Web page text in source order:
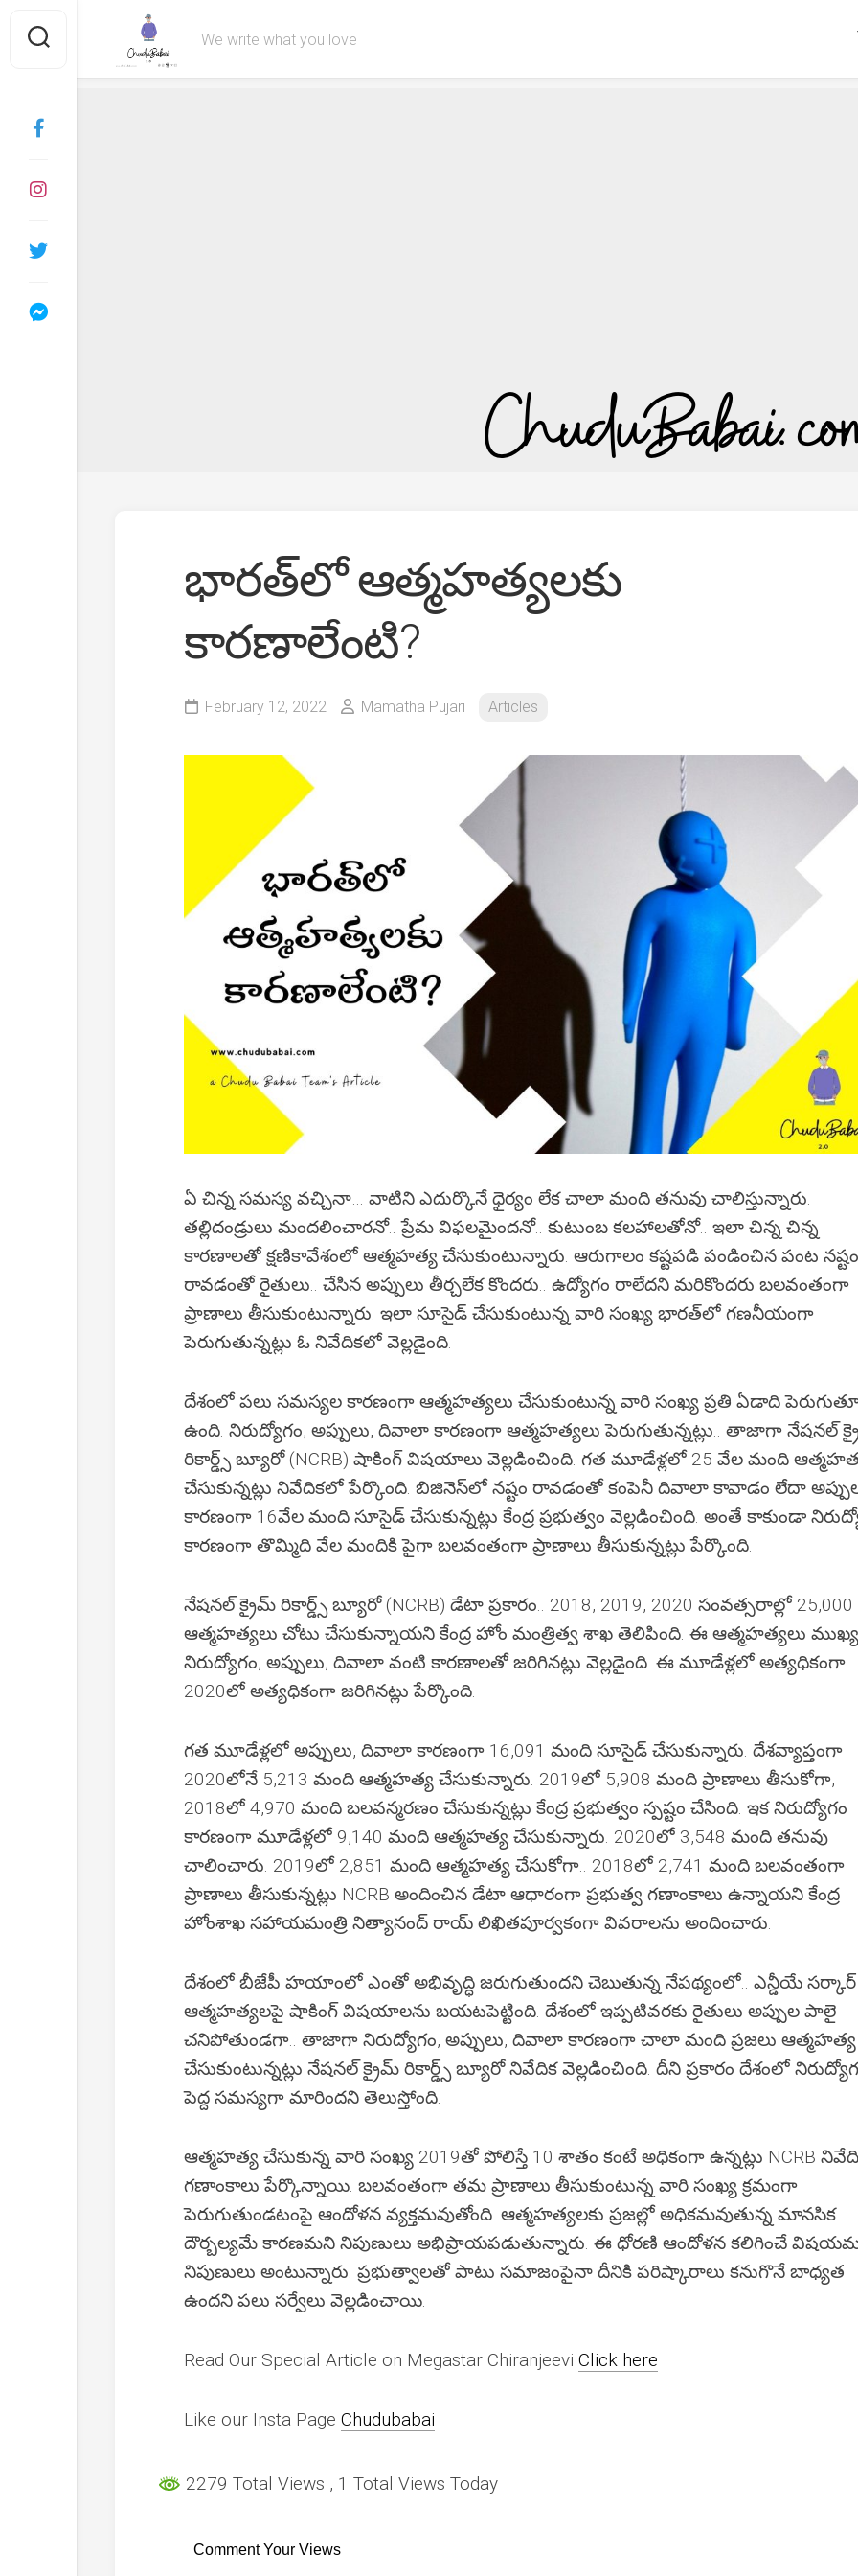
content
We write what you love
భారత్‌లో ఆత్మహత్యలకు
కారణాలేంటి?
February 12, 2022 Mamatha Pujari Articles
ఏ చిన్న సమస్య వచ్చినా… వాటిని ఎదుర్కొనే ధైర్యం లేక చాలా మంది తనువు చాలిస్తున్నారు.
తల్లిదండ్రులు మందలించారనో.. ప్రేమ విఫలమైందనో.. కుటుంబ కలహాలతోనో.. ఇలా చిన్న చిన్న
కారణాలతో క్షణికావేశంలో ఆత్మహత్య చేసుకుంటున్నారు. ఆరుగాలం కష్టపడి పండించిన పంట నష్టం
రావడంతో రైతులు.. చేసిన అప్పులు తీర్చలేక కొందరు.. ఉద్యోగం రాలేదని మరికొందరు బలవంతంగా
ప్రాణాలు తీసుకుంటున్నారు. ఇలా సూసైడ్ చేసుకుంటున్న వారి సంఖ్య భారత్‌‌లో గణనీయంగా
పెరుగుతున్నట్లు ఓ నివేదికలో వెల్లడైంది.
దేశంలో పలు సమస్యల కారణంగా ఆత్మహత్యలు చేసుకుంటున్న వారి సంఖ్య ప్రతి ఏడాది
ఉంది. నిరుద్యోగం, అప్పులు, దివాలా కారణంగా ఆత్మహత్యలు పెరుగుతున్నట్లు.. తాజాగా నేషనల్
రికార్డ్స్ బ్యూరో (NCRB) షాకింగ్ విషయాలు వెల్లడించింది. గత మూడేళ్లలో 25 వేల మంది
చేసుకున్నట్లు నివేదికలో పేర్కొంది. బిజినెస్‌లో నష్టం రావడంతో కంపెనీ దివాలా కావాడం లేదా
కారణంగా 16వేల మంది సూసైడ్ చేసుకున్నట్లు కేంద్ర ప్రభుత్వం వెల్లడించింది. అంతే కాకుండా
కారణంగా తొమ్మిది వేల మందికి పైగా బలవంతంగా ప్రాణాలు తీసుకున్నట్లు పేర్కొంది.
నేషనల్ క్రైమ్ రికార్డ్స్ బ్యూరో (NCRB) డేటా ప్రకారం.. 2018, 2019, 2020 సంవత్సరాల్లో 25,000
ఆత్మహత్యలు చోటు చేసుకున్నాయ‌ని కేంద్ర హోం మంత్రిత్వ శాఖ తెలిపింది. ఈ ఆత్మహత్యలు
నిరుద్యోగం, అప్పులు, దివాలా వంటి కారణాలతో జరిగినట్లు వెల్లడైంది. ఈ మూడేళ్లలో అత్యధికంగా
2020లో అత్యధికంగా జరిగినట్లు పేర్కొంది.
గత మూడేళ్లలో అప్పులు, దివాలా కారణంగా 16,091 మంది సూసైడ్ చేసుకున్నారు. దేశవ్యాప్తంగా
2020లోనే 5,213 మంది ఆత్మహత్య చేసుకున్నారు. 2019లో 5,908 మంది ప్రాణాలు తీసుకోగా,
2018లో 4,970 మంది బలవన్మరణం చేసుకున్నట్లు కేంద్ర ప్రభుత్వం స్పష్టం చేసింది. ఇక నిరుద్యోగం
కారణంగా మూడేళ్లలో 9,140 మంది ఆత్మహత్య చేసుకున్నారు. 2020లో 3,548 మంది తనువు
చాలించారు. 2019లో 2,851 మంది ఆత్మహత్య చేసుకోగా.. 2018లో 2,741 మంది బలవంతంగా
ప్రాణాలు తీసుకున్నట్లు NCRB అందించిన డేటా ఆధారంగా ప్రభుత్వ గణాంకాలు ఉన్నాయని కేంద్ర
హోంశాఖ సహాయమంత్రి నిత్యానంద్ రాయ్ లిఖితపూర్వకంగా వివరాలను అందించారు.
దేశంలో బీజేపీ హయాంలో ఎంతో అభివృద్ధి జరుగుతుందని చెబుతున్న నేపథ్యంలో.. ఎన్డీయే సర్కార్
ఆత్మహత్యలపై షాకింగ్ విషయాలను బయటపెట్టింది. దేశంలో ఇప్పటివరకు రైతులు అప్పుల పాలై
చనిపోతుండగా.. తాజాగా నిరుద్యోగం, అప్పులు, దివాలా కారణంగా చాలా మంది ప్రజలు ఆత్మహత్య
చేసుకుంటున్నట్లు నేషనల్ క్రైమ్ రికార్డ్స్ బ్యూరో నివేదిక వెల్లడించింది. దీని ప్రకారం దేశంలో
పెద్ద సమస్యగా మారిందని తెలుస్తోంది.
ఆత్మహత్య చేసుకున్న వారి సంఖ్య 2019తో పోలిస్తే 10 శాతం కంటే అధికంగా ఉన్నట్లు NCRB
గణాంకాలు పేర్కొన్నాయి. బ‌ల‌వంతంగా త‌మ ప్రాణాలు తీసుకుంటున్న వారి సంఖ్య క్ర‌మంగా
పెరుగుతుండ‌టంపై ఆందోళ‌న వ్య‌క్త‌మ‌వుతోంది. ఆత్మ‌హ‌త్య‌ల‌కు ప్ర‌జ‌ల్లో అధిక‌మ‌వుతున్న మాన‌సిక
దౌర్బ‌ల్య‌మే కార‌ణ‌మ‌ని నిపుణులు అభిప్రాయ‌ప‌డుతున్నారు. ఈ ధోర‌ణి ఆందోళ‌న క‌లిగించే
నిపుణులు అంటున్నారు. ప్ర‌భుత్వాల‌తో పాటు స‌మాజంపైనా దీనికి ప‌రిష్కారాలు క‌నుగొనే బాధ్య‌త
ఉంద‌ని పలు సర్వేలు వెల్ల‌డించాయి.
Read Our Special Article on Megastar Chiranjeevi Click here
Like our Insta Page Chudubabai
2279 Total Views , 1 Total Views Today
Comment Your Views